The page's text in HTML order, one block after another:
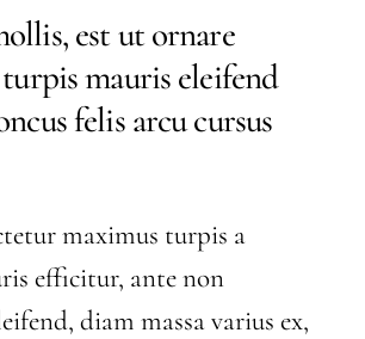
est ut ornare
mauris eleifend
felis arcu cursus
maximus turpis a
efficitur, ante non
diam massa varius ex,